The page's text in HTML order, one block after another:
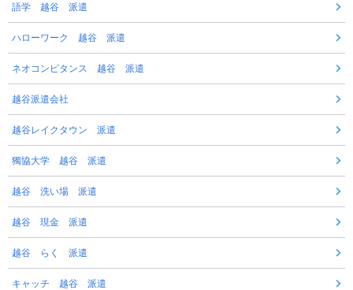
語学 越谷 派遣
ハローワーク 越谷 派遣
ネオコンピタンス 越谷 派遣
越谷派遣会社
越谷レイクタウン 派遣
獨協大学 越谷 派遣
越谷 洗い場 派遣
越谷 現金 派遣
越谷 らく 派遣
キャッチ 越谷 派遣